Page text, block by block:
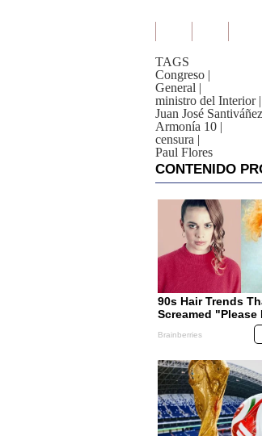
TAGS
Congreso |
General |
ministro del Interior |
Juan José Santiváñez
Armonía 10 |
censura |
Paul Flores